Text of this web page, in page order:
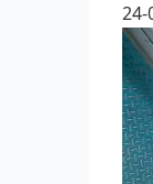
24-